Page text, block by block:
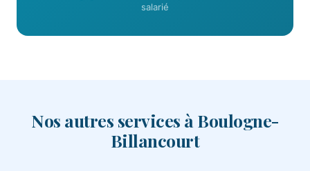
salarié
Nos autres services à Boulogne-
Billancourt